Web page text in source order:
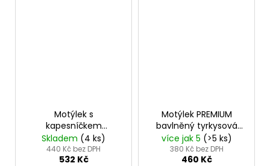
Motýlek s
kapesníčkem
tyrkysová 575-22458
Skladem (4 ks)
440 Kč bez DPH
532 Kč
Motýlek PREMIUM
bavlněný tyrkysová
600-51071
více jak 5 (>5 ks)
380 Kč bez DPH
460 Kč